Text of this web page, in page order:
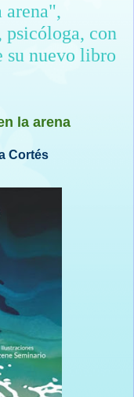
arena",
psicóloga, con
su nuevo libro
la arena
Cortés